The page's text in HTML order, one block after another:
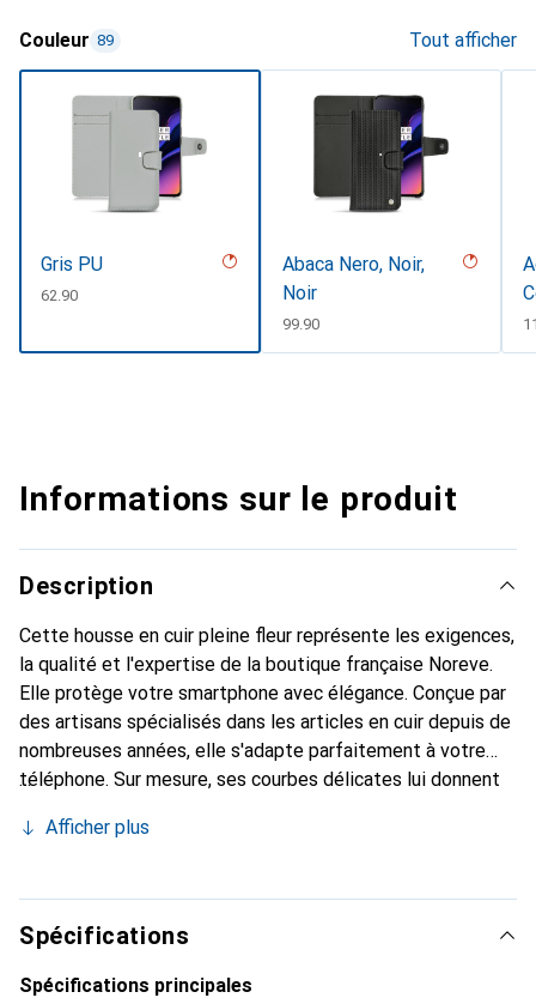
Couleur 89 Tout afficher
Gris PU
CHF
62.90
Abaca Nero, Noir,
Noir
CHF
99.90
Informations sur le produit
Description
Cette housse en cuir pleine fleur représente les exigences,
la qualité et l'expertise de la boutique française Noreve.
Elle protège votre smartphone avec élégance. Conçue par
des artisans spécialisés dans les articles en cuir depuis de
nombreuses années, elle s'adapte parfaitement à votre
téléphone. Sur mesure, ses courbes délicates lui donnent
et indispensable pour votre smartphone. Reconnaître
marque Noreve est un choix sûr pour une clientèle
exigeante.
Afficher plus
Spécifications
Spécifications principales